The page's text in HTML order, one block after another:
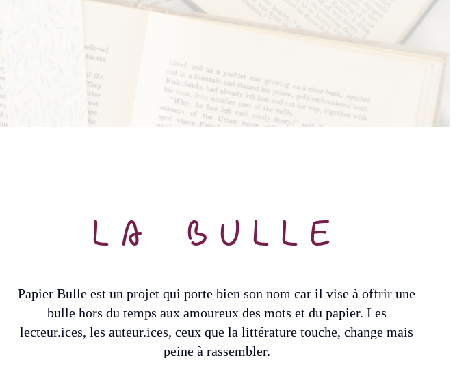
LA BULLE
Papier Bulle est un projet qui porte bien son nom car il vise à offrir une
bulle hors du temps aux amoureux des mots et du papier. Les
lecteur.ices, les auteur.ices, ceux que la littérature touche, change mais
peine à rassembler.